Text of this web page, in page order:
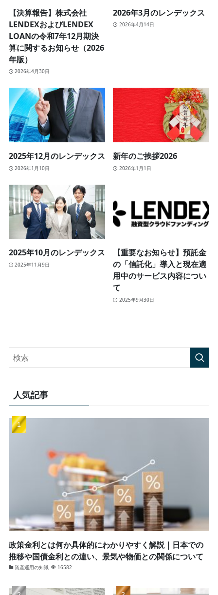
【決算報告】株式会社
LENDEXおよびLENDEX
LOANの令和7年12月期決
算に関するお知らせ（2026
年版）
2026年4月30日
2026年3月のレンデックス
2026年4月14日
2025年12月のレンデックス
2026年1月10日
新年のご挨拶2026
2026年1月1日
2025年10月のレンデックス
2025年11月9日
【重要なお知らせ】預託金
の「信託化」導入と現在適
用中のサービス内容につい
て
2025年9月30日
人気記事
政策金利とは何か具体的にわかりやすく解説｜日本での
推移や国債金利との違い、景気や物価との関係について
資産運用の知識 16582